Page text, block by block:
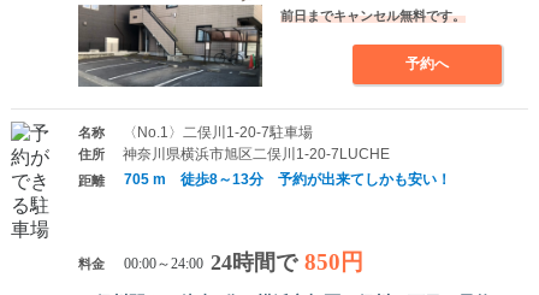
前日までキャンセル無料です。
予約へ
名称 〈No.1〉二俣川1-20-7駐車場
住所 神奈川県横浜市旭区二俣川1-20-7LUCHE
距離 705 m 徒歩8～13分 予約が出来てしかも安い！
料金 00:00～24:00 24時間で 850円